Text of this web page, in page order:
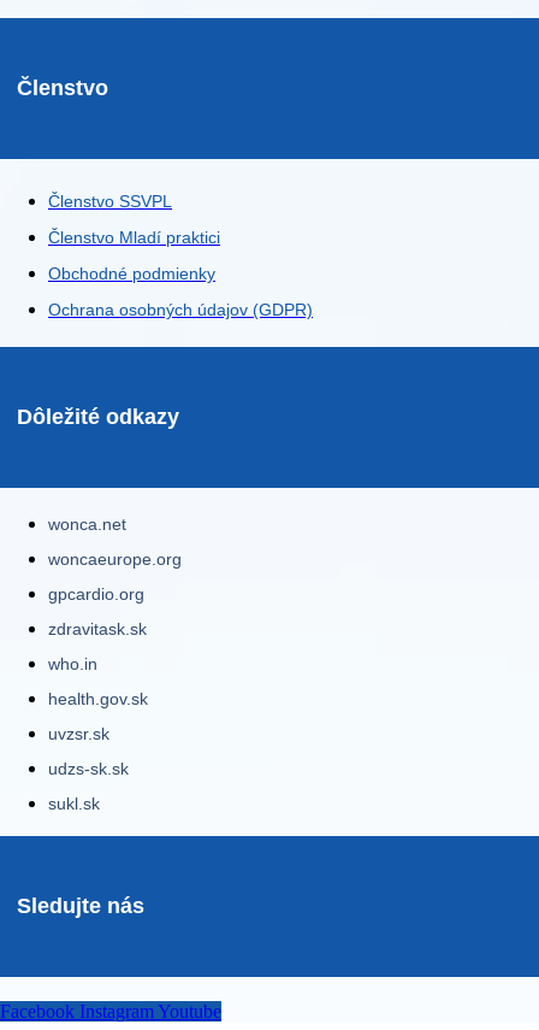
Členstvo
Členstvo SSVPL
Členstvo Mladí praktici
Obchodné podmienky
Ochrana osobných údajov (GDPR)
Dôležité odkazy
wonca.net
woncaeurope.org
gpcardio.org
zdravitask.sk
who.in
health.gov.sk
uvzsr.sk
udzs-sk.sk
sukl.sk
Sledujte nás
Facebook Instagram Youtube